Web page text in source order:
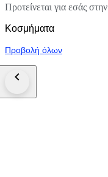
Προτείνεται για εσάς στην
Κοσμήματα
Προβολή όλων